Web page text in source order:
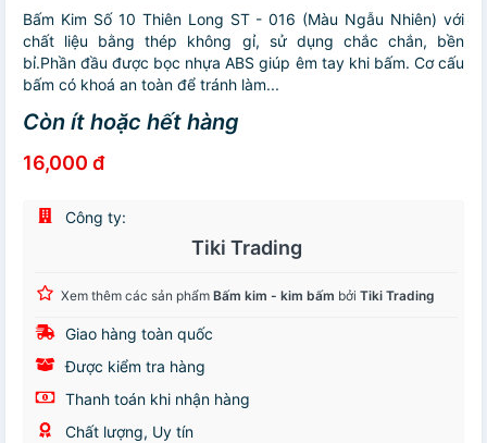
Bấm Kim Số 10 Thiên Long ST - 016 (Màu Ngẫu Nhiên) với
chất liệu bằng thép không gỉ, sử dụng chắc chắn, bền
bỉ.Phần đầu được bọc nhựa ABS giúp êm tay khi bấm. Cơ cấu
bấm có khoá an toàn để tránh làm...
Còn ít hoặc hết hàng
16,000 đ
Công ty:
Tiki Trading
Xem thêm các sản phẩm Bấm kim - kim bấm bởi Tiki Trading
Giao hàng toàn quốc
Được kiểm tra hàng
Thanh toán khi nhận hàng
Chất lượng, Uy tín